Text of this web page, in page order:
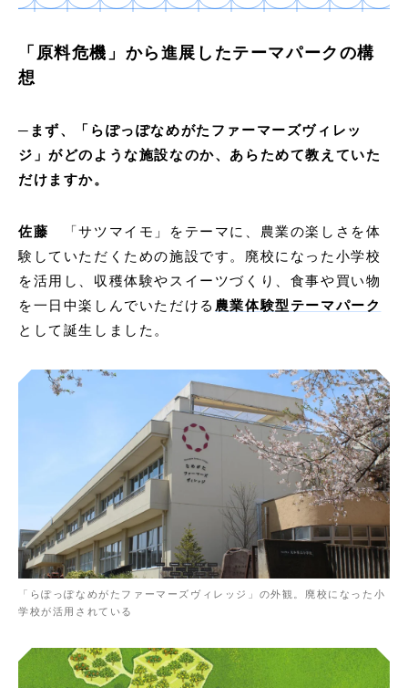
「原料危機」から進展したテーマパークの構
想
─まず、「らぽっぽなめがたファーマーズヴィレッ
ジ」がどのような施設なのか、あらためて教えていた
だけますか。
佐藤
「サツマイモ」をテーマに、農業の楽しさを体
験していただくための施設です。廃校になった小学校
を活用し、収穫体験やスイーツづくり、食事や買い物
を一日中楽しんでいただける 農業体験型テーマパーク
として誕生しました。
「らぽっぽなめがたファーマーズヴィレッジ」の外観。廃校になった小
学校が活用されている